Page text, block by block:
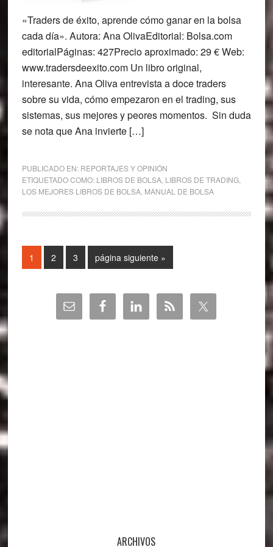
«Traders de éxito, aprende cómo ganar en la bolsa
cada día». Autora: Ana OlivaEditorial: Bolsa.com
editorialPáginas: 427Precio aproximado: 29 € Web:
www.tradersdeexito.com Un libro original,
interesante. Ana Oliva entrevista a doce traders
sobre su vida, cómo empezaron en el trading, sus
sistemas, sus mejores y peores momentos. Sin duda
se nota que Ana invierte […]
PUBLICADO EN: REPORTAJES Y OPINIÓN
ETIQUETADO COMO: LIBROS DE BOLSA, LIBROS DE TRADING,
LOS MEJORES LIBROS DE BOLSA, MANUAL DE BOLSA
Página
1 Página
2 Página
3
Ir
a
página siguiente »
Barra
lateral
ARCHIVOS